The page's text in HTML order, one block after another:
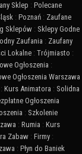
Sklep : Polecane
: Poznań : Zaufane
Sklepów : Sklepy Godne
Zaufania : Zaufany
Lokalne : Trójmiasto :
Ogłoszenia :
Ogłoszenia Warszawa
: Kurs Animatora : Solidna
Ogłoszenia
: Szkolenie
: Rumia : Kurs
Zabaw : Firmy :
: Płyn do Baniek